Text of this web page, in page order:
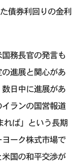
債券利回りの金利
務長官の発言も
進展と関心があ
日中に進展があ
ランの国営報道
れば」という長期
ーク株式市場で
国の和平交渉が